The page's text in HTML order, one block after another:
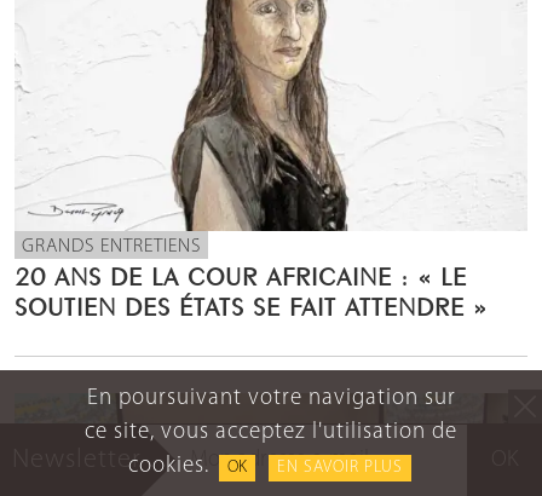
En poursuivant votre navigation sur
ce site, vous acceptez l'utilisation de
cookies.
OK EN SAVOIR PLUS
GRANDS ENTRETIENS
20 ANS DE LA COUR AFRICAINE : « LE
SOUTIEN DES ÉTATS SE FAIT ATTENDRE »
Newsletter